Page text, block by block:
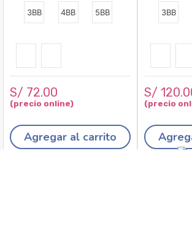
3BB 4BB 5BB
S/ 72.00
Agregar al carrito
3BB
S/ 120.